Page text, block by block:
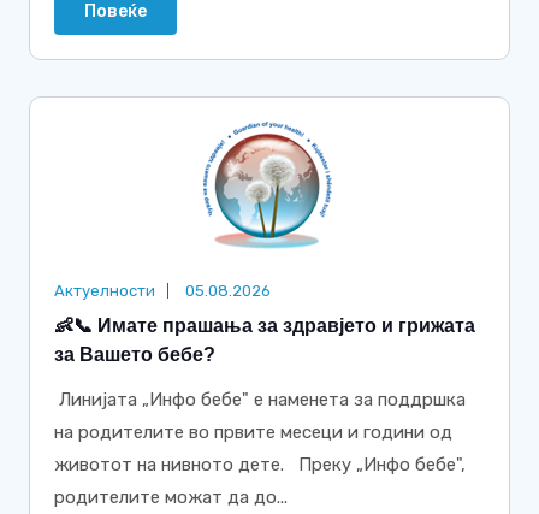
Повеќе
Актуелности 05.08.2026
👶📞 Имате прашања за здравјето и грижата
за Вашето бебе?
Линијата „Инфо бебе" е наменета за поддршка
на родителите во првите месеци и години од
животот на нивното дете. Преку „Инфо бебе",
родителите можат да до...